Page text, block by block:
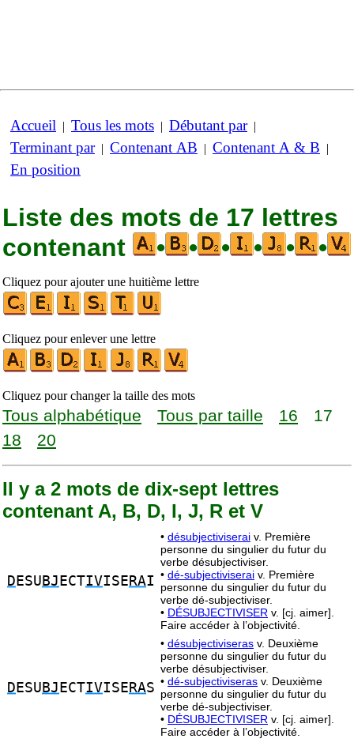
Accueil | Tous les mots | Débutant par|
Terminant par| Contenant AB | Contenant A & B |
En position
Liste des mots de 17 lettres
contenant
• • • • • •
Cliquez pour ajouter une huitième lettre
Cliquez pour enlever une lettre
Cliquez pour changer la taille des mots
Tous alphabétique Tous par taille 16
17
18
20
Il y a 2 mots de dix-sept lettres
contenant A, B, D, I, J, R et V
D ESU BJ ECTIVISE RAI
• désubjectiviserai v. Première
personne du singulier du futur du
verbe désubjectiviser.
• dé-subjectiviserai v. Première
personne du singulier du futur du
verbe dé-subjectiviser.
• DÉSUBJECTIVISER v. [cj. aimer].
Faire accéder à l’objectivité.
D ESU BJ ECTIVISE RAS
• désubjectiviseras v. Deuxième
personne du singulier du futur du
verbe désubjectiviser.
• dé-subjectiviseras v. Deuxième
personne du singulier du futur du
verbe dé-subjectiviser.
• DÉSUBJECTIVISER v. [cj. aimer].
Faire accéder à l’objectivité.